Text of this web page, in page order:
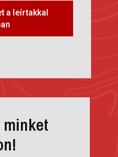
a leírtakkal